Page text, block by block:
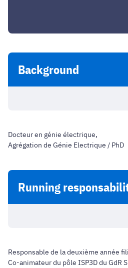
Background
Docteur en génie électrique,
Agrégation de Génie Electrique / PhD
Running
Responsable de la deuxième année
Co-animateur du pôle ISP3D du GdR